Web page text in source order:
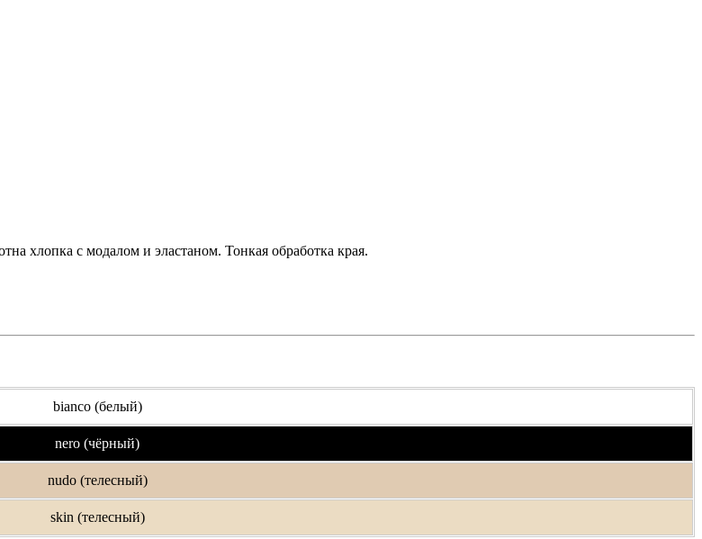
хлопка с модалом и эластаном. Тонкая обработка края.
bianco (белый)
nero (чёрный)
nudo (телесный)
skin (телесный)